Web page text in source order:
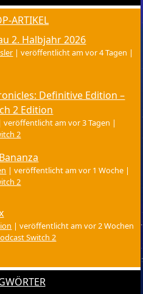
ARTIKEL
2. Halbjahr 2026
|veröffentlicht am vor 4 Tagen |
Definitive Edition –
2 Edition
|veröffentlicht am vor 3 Tagen |
2
|veröffentlicht am vor 1 Woche |
2
|veröffentlicht am vor 2 Wochen
Switch 2